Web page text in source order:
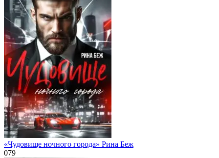
«Чудовище ночного города» Рина Беж
079